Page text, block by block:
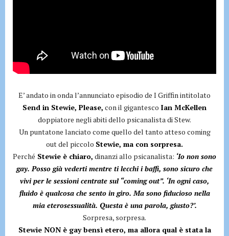
E’ andato in onda l’annunciato episodio de I Griffin intitolato
Send in Stewie, Please, con il gigantesco Ian McKellen
doppiatore negli abiti dello psicanalista di Stew.
Un puntatone lanciato come quello del tanto atteso coming
out del piccolo Stewie, ma con sorpresa.
Perché Stewie è chiaro, dinanzi allo psicanalista: ‘Io non sono
gay. Posso già vederti mentre ti lecchi i baffi, sono sicuro che
vivi per le sessioni centrate sul “coming out”. ‘In ogni caso,
fluido è qualcosa che sento in giro. Ma sono fiducioso nella
mia eterosessualità. Questa è una parola, giusto?’.
Sorpresa, sorpresa.
Stewie NON è gay bensì etero, ma allora qual è stata la